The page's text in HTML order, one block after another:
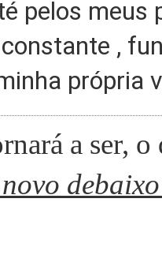
pelos
,
própria
a ser,